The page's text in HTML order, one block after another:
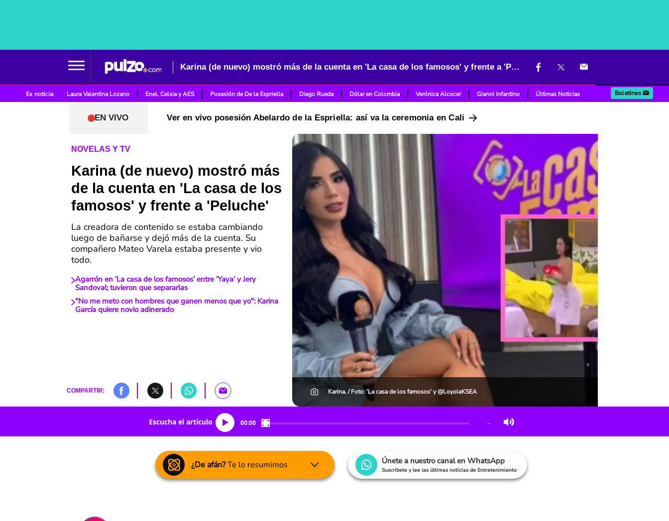
Karina (de nuevo) mostró más de la cuenta en 'La casa de los famosos' y frente a 'Peluche'
Es noticia: Laura Valentina Lozano Enel, Celsia y AES Posesión de De la Espriella Diego Rueda Dólar en Colombia Verónica Alcocer Gianni Infantino Últimas Noticias Boletines
EN VIVO Ver en vivo posesión Abelardo de la Espriella: así va la ceremonia en Cali
NOVELAS Y TV
Karina (de nuevo) mostró más
de la cuenta en 'La casa de los
famosos' y frente a 'Peluche'
La creadora de contenido se estaba cambiando
luego de bañarse y dejó más de la cuenta. Su
compañero Mateo Varela estaba presente y vio
todo.
Agarrón en ‘La casa de los famosos’ entre ‘Yaya’ y Jery
Sandoval; tuvieron que separarlas
"No me meto con hombres que ganen menos que yo": Karina
García quiere novio adinerado
COMPARTIR: Karina. / Foto: 'La casa de los famosos' y @LoyolaKSEA
Escucha el artículo 00:00 …
¿De afán?Te lo resumimos Únete a nuestro canal en WhatsApp
Suscríbete y lee las últimas noticias de Entretenimiento